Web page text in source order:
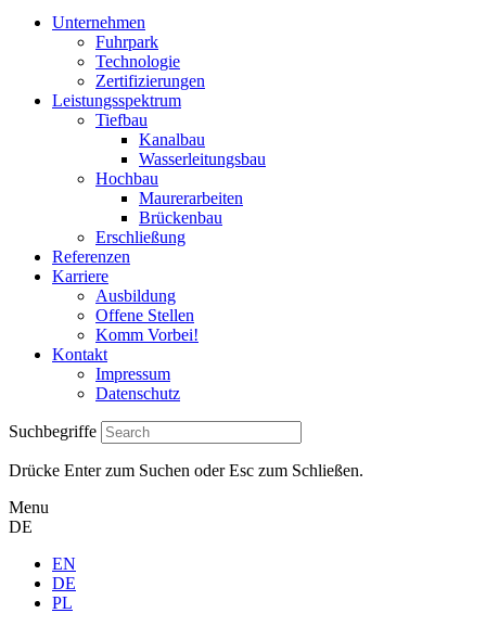
Unternehmen
Fuhrpark
Technologie
Zertifizierungen
Leistungsspektrum
Tiefbau
Kanalbau
Wasserleitungsbau
Hochbau
Maurerarbeiten
Brückenbau
Erschließung
Referenzen
Karriere
Ausbildung
Offene Stellen
Komm Vorbei!
Kontakt
Impressum
Datenschutz
Suchbegriffe
Drücke Enter zum Suchen oder Esc zum Schließen.
Menu
DE
EN
DE
PL